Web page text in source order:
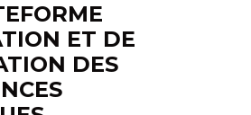
ET DE
DES